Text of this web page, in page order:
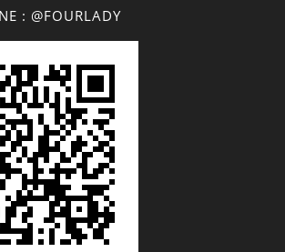
: @FOURLADY